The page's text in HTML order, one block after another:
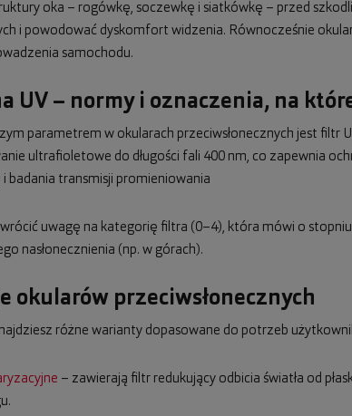
oka – rogówkę, soczewkę i siatkówkę – przed
i powodować dyskomfort widzenia. Równocześnie
samochodu.
UV – normy i oznaczenia, na
parametrem w okularach przeciwsłonecznych jest filtr
ultrafioletowe do długości fali 400 nm, co zapewnia
i badania transmisji promieniowania
uwagę na kategorię filtra (0–4), która mówi o
nasłonecznienia (np. w górach).
okularów przeciwsłonecznych
różne warianty dopasowane do potrzeb
– zawierają filtr redukujący odbicia światła od